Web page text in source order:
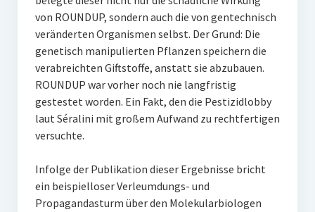
von ROUNDUP, sondern auch die von gentechnisch
veränderten Organismen selbst. Der Grund: Die
genetisch manipulierten Pflanzen speichern die
verabreichten Giftstoffe, anstatt sie abzubauen.
ROUNDUP war vorher noch nie langfristig
gestestet worden. Ein Fakt, den die Pestizidlobby
laut Séralini mit großem Aufwand zu rechtfertigen
versuchte.
Infolge der Publikation dieser Ergebnisse bricht
ein beispielloser Verleumdungs- und
Propagandasturm über den Molekularbiologen